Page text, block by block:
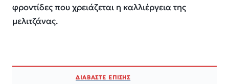
φροντίδες που χρειάζεται η καλλιέργεια της
μελιτζάνας.
ΔΙΑΒΑΣΤΕ ΕΠΙΣΗΣ